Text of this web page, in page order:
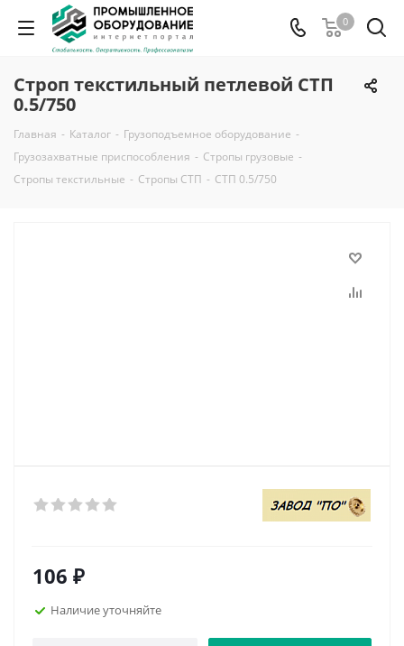
0
Строп текстильный петлевой СТП
0.5/750
Главная - Каталог - Грузоподъемное оборудование -
Грузозахватные приспособления - Стропы грузовые -
Стропы текстильные - Стропы СТП - СТП 0.5/750
106 ₽
Наличие уточняйте